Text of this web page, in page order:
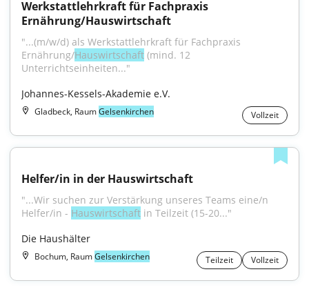
Werkstattlehrkraft für Fachpraxis
Ernährung/Hauswirtschaft
"...(m/w/d) als Werkstattlehrkraft für Fachpraxis
Ernährung/Hauswirtschaft (mind. 12
Unterrichtseinheiten..."
Johannes-Kessels-Akademie e.V.
Gladbeck, RaumGelsenkirchen Vollzeit
Helfer/in in der Hauswirtschaft
"...Wir suchen zur Verstärkung unseres Teams eine/n
Helfer/in - Hauswirtschaft in Teilzeit (15-20..."
Die Haushälter
Bochum, RaumGelsenkirchen Teilzeit Vollzeit